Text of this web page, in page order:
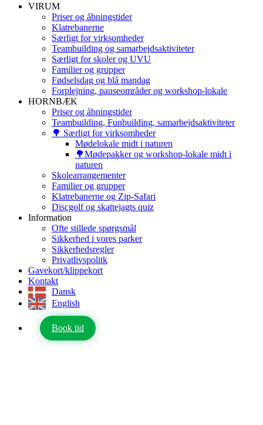
VIRUM
Priser og åbningstider
Klatrebanerne
Særligt for virksomheder
Teambuilding og samarbejdsaktiviteter
Særligt for skoler og UVU
Familier og grupper
Fødselsdag og blå mandag
Forplejning, pauseområder og workshop-lokale
HORNBÆK
Priser og åbningstider
Teambuilding, Funbuilding, samarbejdsaktiviteter
🌳 Særligt for virksomheder
Mødelokale midt i naturen
🌳Mødepakker og workshop-lokale midt i
naturen
Skolearrangementer
Familier og grupper
Klatrebanerne og Zip-Safari
Discgolf og skattejagts quiz
Information
Ofte stillede spørgsmål
Sikkerhed i vores parker
Sikkerhedsregler
Privatlivspolitk
Gavekort/klippekort
Kontakt
Dansk
English
Book tid